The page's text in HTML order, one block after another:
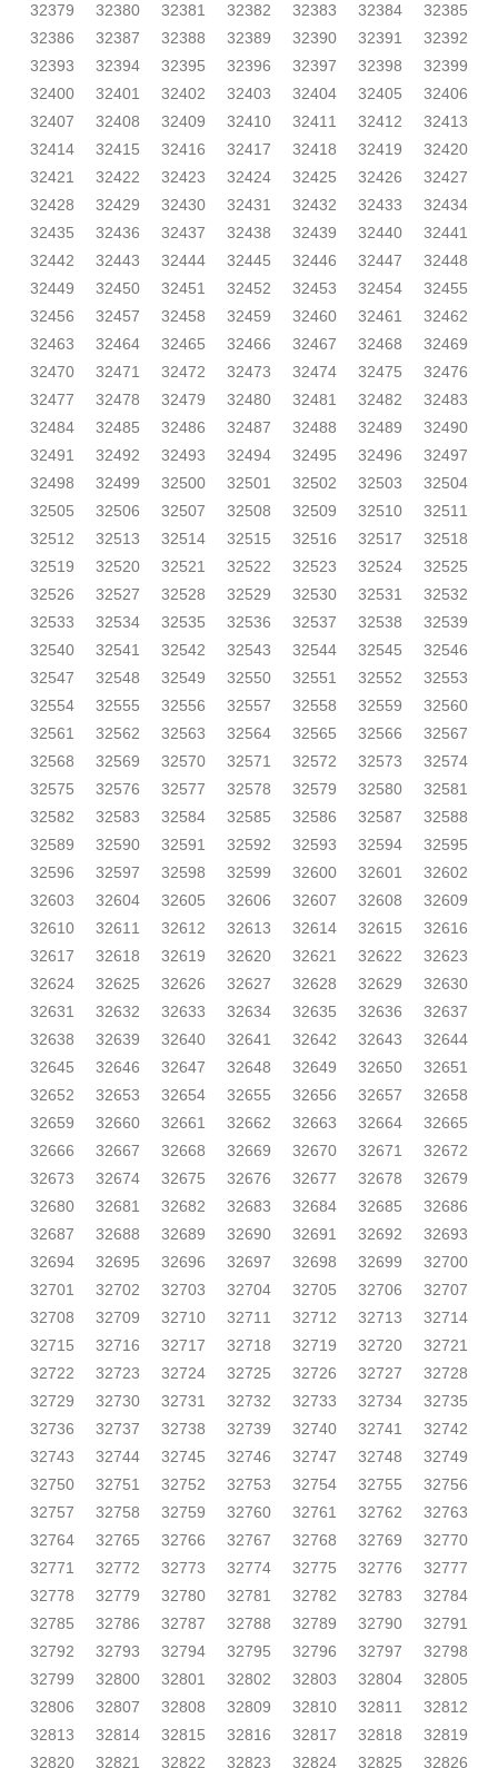
32379
32380 32381 32382 32383 32384
32385
32386
32387 32388 32389 32390 32391
32392
32393
32394 32395 32396 32397 32398
32399
32400
32401 32402 32403 32404 32405
32406
32407
32408 32409 32410 32411 32412
32413
32414
32415 32416 32417 32418 32419
32420
32421
32422 32423 32424 32425 32426
32427
32428
32429 32430 32431 32432 32433
32434
32435
32436 32437 32438 32439 32440
32441
32442
32443 32444 32445 32446 32447
32448
32449
32450 32451 32452 32453 32454
32455
32456
32457 32458 32459 32460 32461
32462
32463
32464 32465 32466 32467 32468
32469
32470
32471 32472 32473 32474 32475
32476
32477
32478 32479 32480 32481 32482
32483
32484
32485 32486 32487 32488 32489
32490
32491
32492 32493 32494 32495 32496
32497
32498
32499 32500 32501 32502 32503
32504
32505
32506 32507 32508 32509 32510
32511
32512
32513 32514 32515 32516 32517
32518
32519
32520 32521 32522 32523 32524
32525
32526
32527 32528 32529 32530 32531
32532
32533
32534 32535 32536 32537 32538
32539
32540
32541 32542 32543 32544 32545
32546
32547
32548 32549 32550 32551 32552
32553
32554
32555 32556 32557 32558 32559
32560
32561
32562 32563 32564 32565 32566
32567
32568
32569 32570 32571 32572 32573
32574
32575
32576 32577 32578 32579 32580
32581
32582
32583 32584 32585 32586 32587
32588
32589
32590 32591 32592 32593 32594
32595
32596
32597 32598 32599 32600 32601
32602
32603
32604 32605 32606 32607 32608
32609
32610
32611 32612 32613 32614 32615
32616
32617
32618 32619 32620 32621 32622
32623
32624
32625 32626 32627 32628 32629
32630
32631
32632 32633 32634 32635 32636
32637
32638
32639 32640 32641 32642 32643
32644
32645
32646 32647 32648 32649 32650
32651
32652
32653 32654 32655 32656 32657
32658
32659
32660 32661 32662 32663 32664
32665
32666
32667 32668 32669 32670 32671
32672
32673
32674 32675 32676 32677 32678
32679
32680
32681 32682 32683 32684 32685
32686
32687
32688 32689 32690 32691 32692
32693
32694
32695 32696 32697 32698 32699
32700
32701
32702 32703 32704 32705 32706
32707
32708
32709 32710 32711 32712 32713
32714
32715
32716 32717 32718 32719 32720
32721
32722
32723 32724 32725 32726 32727
32728
32729
32730 32731 32732 32733 32734
32735
32736
32737 32738 32739 32740 32741
32742
32743
32744 32745 32746 32747 32748
32749
32750
32751 32752 32753 32754 32755
32756
32757
32758 32759 32760 32761 32762
32763
32764
32765 32766 32767 32768 32769
32770
32771
32772 32773 32774 32775 32776
32777
32778
32779 32780 32781 32782 32783
32784
32785
32786 32787 32788 32789 32790
32791
32792
32793 32794 32795 32796 32797
32798
32799
32800 32801 32802 32803 32804
32805
32806
32807 32808 32809 32810 32811
32812
32813
32814 32815 32816 32817 32818
32819
32820
32821 32822 32823 32824 32825 32826